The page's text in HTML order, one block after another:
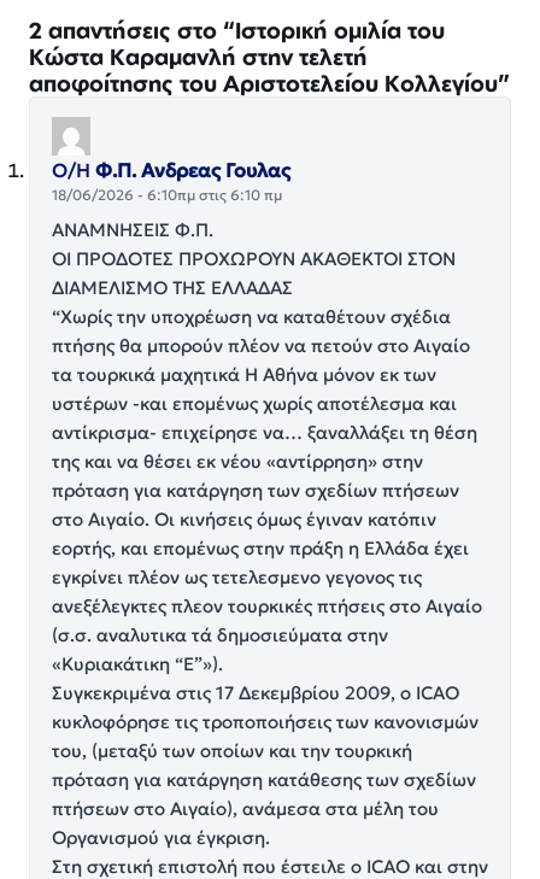
2 απαντήσεις στο “Ιστορική ομιλία του
Κώστα Καραμανλή στην τελετή
αποφοίτησης του Αριστοτελείου Κολλεγίου”
Ο/Η Φ.Π. Ανδρεας Γουλας
18/06/2026 - 6:10πμ στις 6:10 πμ
ΑΝΑΜΝΗΣΕΙΣ Φ.Π.
ΟΙ ΠΡΟΔΟΤΕΣ ΠΡΟΧΩΡΟΥΝ ΑΚΑΘΕΚΤΟΙ ΣΤΟΝ
ΔΙΑΜΕΛΙΣΜΟ ΤΗΣ ΕΛΛΑΔΑΣ
“Χωρίς την υποχρέωση να καταθέτουν σχέδια
πτήσης θα μπορούν πλέον να πετούν στο Αιγαίο
τα τουρκικά μαχητικά Η Αθήνα μόνον εκ των
υστέρων -και επομένως χωρίς αποτέλεσμα και
αντίκρισμα- επιχείρησε να… ξαναλλάξει τη θέση
της και να θέσει εκ νέου «αντίρρηση» στην
πρόταση για κατάργηση των σχεδίων πτήσεων
στο Αιγαίο. Οι κινήσεις όμως έγιναν κατόπιν
εορτής, και επομένως στην πράξη η Ελλάδα έχει
εγκρίνει πλέον ως τετελεσμενο γεγονος τις
ανεξέλεγκτες πλεον τουρκικές πτήσεις στο Αιγαίο
(σ.σ. αναλυτικα τά δημοσιεύματα στην
«Κυριακάτικη “Ε”»).
Συγκεκριμένα στις 17 Δεκεμβρίου 2009, ο ICAO
κυκλοφόρησε τις τροποποιήσεις των κανονισμών
του, (μεταξύ των οποίων και την τουρκική
πρόταση για κατάργηση κατάθεσης των σχεδίων
πτήσεων στο Αιγαίο), ανάμεσα στα μέλη του
Οργανισμού για έγκριση.
Στη σχετική επιστολή που έστειλε ο ICAO και στην